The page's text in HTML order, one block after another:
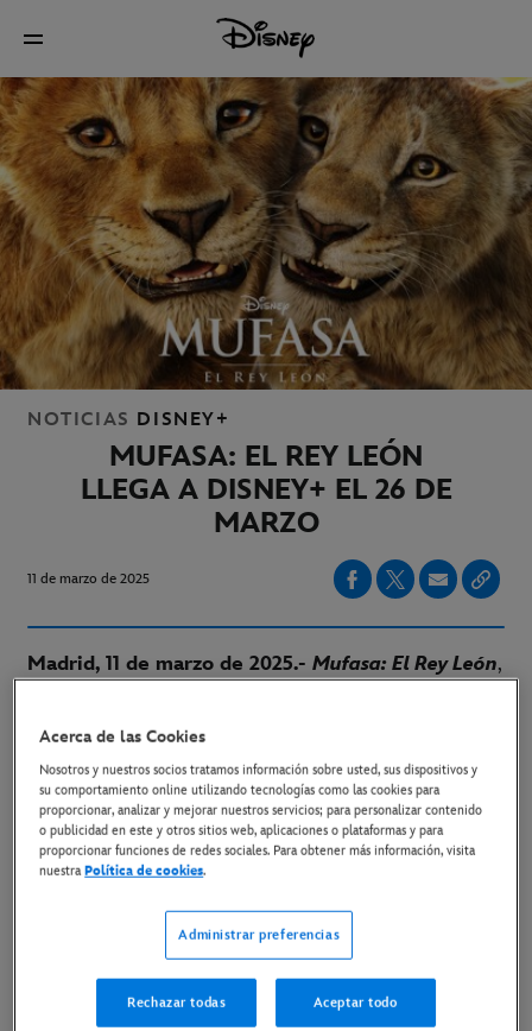
NOTICIAS DISNEY+
MUFASA: EL REY LEÓN
LLEGA A DISNEY+ EL 26 DE
MARZO
11 de marzo de 2025
Madrid, 11 de marzo de 2025.- Mufasa: El Rey León,
llega a Disney+ el 26 de marzo.
Con nuevas canciones creadas por Lin-Manuel
Miranda, como el éxito viral “I Always Wanted a
Brother”,Mufasa: El Rey Leónse ha convertido en un
fenómeno con una recaudación que supera los 700
millones de dólares en todo el mundo, situándose en
el top 10 de la taquilla mundial de 2024. En nuestro
país la película fue 6 semanas consecutivas número 1
en taquilla y superó 20 millones de euros de
Acerca de las Cookies
Nosotros y nuestros socios tratamos información sobre usted, sus dispositivos y
su comportamiento online utilizando tecnologías como las cookies para
proporcionar, analizar y mejorar nuestros servicios; para personalizar contenido
o publicidad en este y otros sitios web, aplicaciones o plataformas y para
proporcionar funciones de redes sociales. Para obtener más información, visita
nuestraPolítica de cookies.
Administrar preferencias
Rechazar todas Aceptar todo